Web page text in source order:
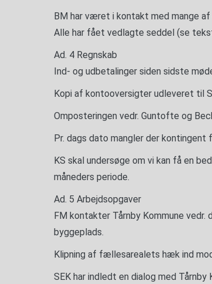
BM har været i kontakt med mange
Alle har fået vedlagte seddel (se
Ad. 4 Regnskab
Ind- og udbetalinger siden sidste
Kopi af kontooversigter udleveret til
Omposteringen vedr. Guntofte og
Pr. dags dato mangler der kontingent
KS skal undersøge om vi kan få en
måneders periode.
Ad. 5 Arbejdsopgaver
FM kontakter Tårnby Kommune
byggeplads.
Klipning af fællesarealets hæk ind
SEK har indledt en dialog med